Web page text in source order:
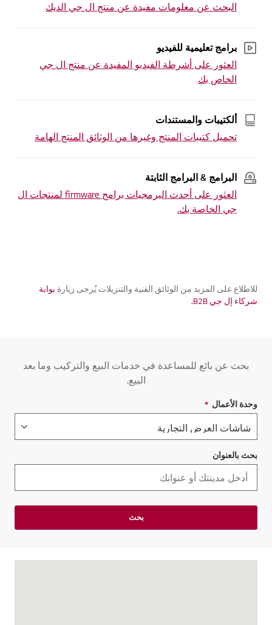
البحث عن معلومات مفيدة عن منتج ال جي الديك
برامج تعليمية للفيديو
العثور على أشرطة الفيديو المفيدة عن منتج ال جي
الخاص بك
ألكتيبات والمستندات
تحميل كتيبات المنتج وغيرها من الوثائق المنتج الهامة
البرامج & البرامج الثابتة
العثور على أحدث البرمجيات برامج firmware لمنتجات ال
جي الخاصة بك.
للاطلاع على المزيد من الوثائق الفنية والتنزيلات يُرجى زيارة بوابة
شركاء إل جي B2B.
بحث عن بائع للمساعدة في خدمات البيع والتركيب وما بعد
البيع.
وحدة الأعمال *
بحث بالعنوان
بحث